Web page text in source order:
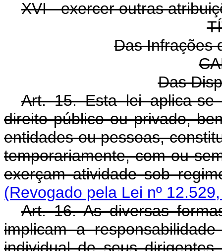
XVI - exercer outras
Das Infrações
Das
Art. 15. Esta lei aplica-
direito público ou privado,
entidades ou pessoas,
temporariamente, com ou
exerçam atividade sob
(Revogado pela Lei nº
Art. 16. As diversas
implicam a